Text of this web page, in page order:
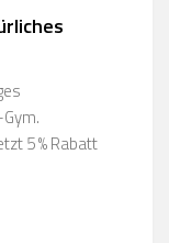
5 % Rabatt